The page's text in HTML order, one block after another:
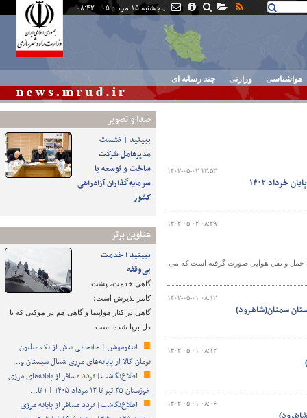
پنجشنبه ۱۵ مرداد ۰۵ - ۰۸:۴۲
هواشناسی وزارتی چند رسانه ای
صدا و تصوير
ببینید | نشست
مدیرعامل شرکت
ساخت و توسعه با
سرمایه‌گذاران آزادراهی
کشور
عناوین برتر
ببینید ا خدمت
بی‌وقفه
گاهی خدمت، پشت
کانتر پذیرش است؛
گاهی در کنار هواپیما و گاهی هم در موکبی که با
دل برپا شده است.
اینفوموشن | جابجایی بیش از یک میلیون
تومان کالا از پایانه‌های مرزی شمال سیستان و…
اطلاع‌نگاشت| تردد مسافر از پایانه‌های مرزی
خوزستان ۲۵ تیر تا ۱۳ مرداد ۱۴۰۵ | ۱ تا…
اطلاع‌نگاشت| تردد مسافر از پایانه‌ مرزی
۱۴۰۲-۰۵-۰۲ ۱۳:۵۳
۱۴۰۲-۰۵-۰۲ ۰۸:۲۹
خرداد ۱۴۰۲ اقدامات متعددی در حوزه حمل و نقل هوایی صورت گرفته است که می
۱۴۰۲-۰۵-۰۱ ۰۸:۱۲
سمنان(شاهرود)
۱۴۰۲-۰۵-۰۱ ۰۸:۱۲
۱۴۰۲-۰۵-۰۱ ۰۸:۰۶